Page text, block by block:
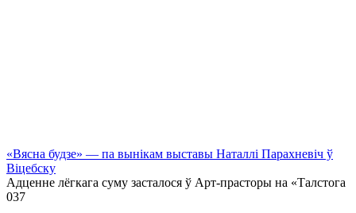
«Вясна будзе» — па вынікам выставы Наталлі Парахневіч ў
Віцебску
Адценне лёгкага суму засталося ў Арт-прасторы на «Талстога
037